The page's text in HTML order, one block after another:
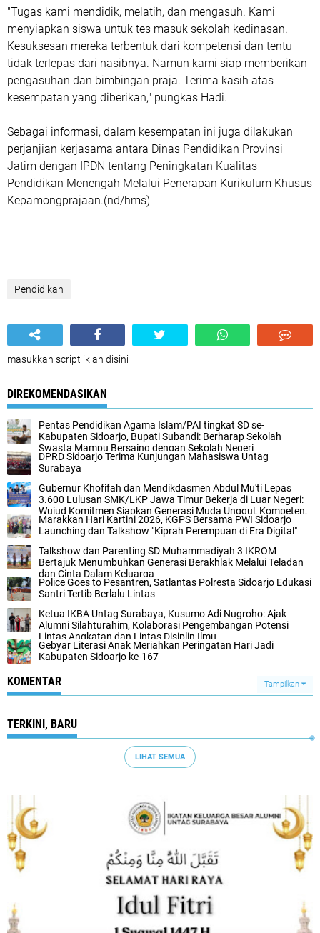
"Tugas kami mendidik, melatih, dan mengasuh. Kami
menyiapkan siswa untuk tes masuk sekolah kedinasan.
Kesuksesan mereka terbentuk dari kompetensi dan tentu
tidak terlepas dari nasibnya. Namun kami siap memberikan
pengasuhan dan bimbingan praja. Terima kasih atas
kesempatan yang diberikan," pungkas Hadi.
Sebagai informasi, dalam kesempatan ini juga dilakukan
perjanjian kerjasama antara Dinas Pendidikan Provinsi
Jatim dengan IPDN tentang Peningkatan Kualitas
Pendidikan Menengah Melalui Penerapan Kurikulum Khusus
Kepamongprajaan.(nd/hms)
Pendidikan
masukkan script iklan disini
DIREKOMENDASIKAN
Pentas Pendidikan Agama Islam/PAI tingkat SD se-
Kabupaten Sidoarjo, Bupati Subandi: Berharap Sekolah
Swasta Mampu Bersaing dengan Sekolah Negeri
DPRD Sidoarjo Terima Kunjungan Mahasiswa Untag
Surabaya
Gubernur Khofifah dan Mendikdasmen Abdul Mu'ti Lepas
3.600 Lulusan SMK/LKP Jawa Timur Bekerja di Luar Negeri:
Wujud Komitmen Siapkan Generasi Muda Unggul, Kompeten,
dan Berdaya Saing Global
Marakkan Hari Kartini 2026, KGPS Bersama PWI Sidoarjo
Launching dan Talkshow "Kiprah Perempuan di Era Digital"
Talkshow dan Parenting SD Muhammadiyah 3 IKROM
Bertajuk Menumbuhkan Generasi Berakhlak Melalui Teladan
dan Cinta Dalam Keluarga
Police Goes to Pesantren, Satlantas Polresta Sidoarjo Edukasi
Santri Tertib Berlalu Lintas
Ketua IKBA Untag Surabaya, Kusumo Adi Nugroho: Ajak
Alumni Silahturahim, Kolaborasi Pengembangan Potensi
Lintas Angkatan dan Lintas Disiplin Ilmu
Gebyar Literasi Anak Meriahkan Peringatan Hari Jadi
Kabupaten Sidoarjo ke-167
KOMENTAR Tampilkan
TERKINI, BARU
LIHAT SEMUA